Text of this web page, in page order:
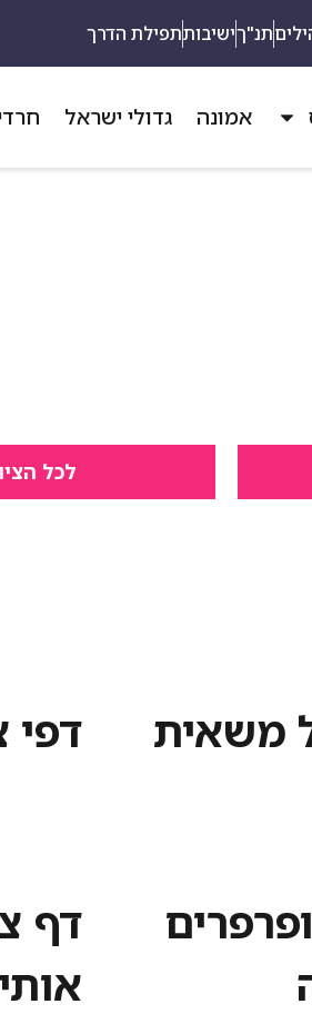
תנ"ךישיבותתפילת הדרך
אמונה גדולי ישראל
לכל
משאית דפי
דף